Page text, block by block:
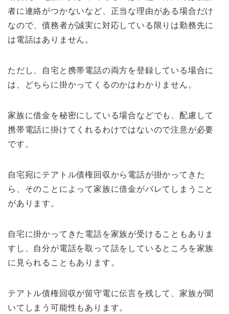
者に連絡がつかないなど、正当な理由がある場合だけ
なので、債務者が誠実に対応している限りは勤務先に
は電話はありません。
ただし、自宅と携帯電話の両方を登録している場合に
は、どちらに掛かってくるのかはわかりません。
家族に借金を秘密にしている場合などでも、配慮して
携帯電話に掛けてくれるわけではないので注意が必要
です。
自宅宛にテアトル債権回収から電話が掛かってきた
ら、そのことによって家族に借金がバレてしまうこと
があります。
自宅に掛かってきた電話を家族が受けることもありま
すし、自分が電話を取って話をしているところを家族
に見られることもあります。
テアトル債権回収が留守電に伝言を残して、家族が聞
いてしまう可能性もあります。